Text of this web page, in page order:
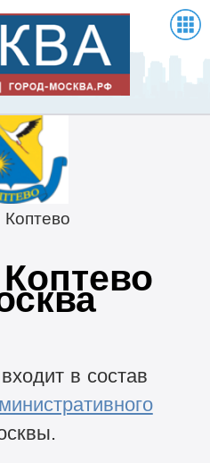
входит в состав